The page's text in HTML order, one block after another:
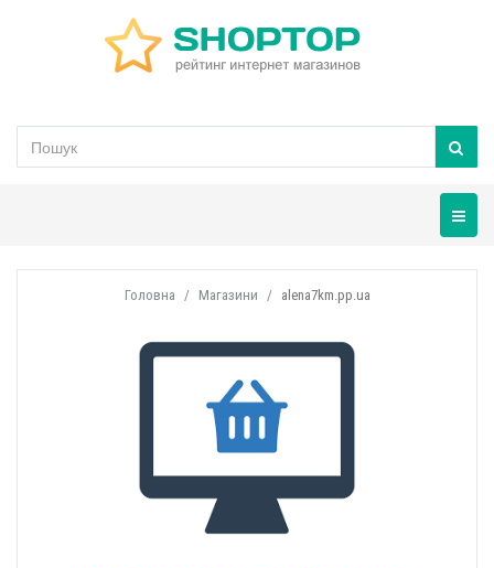
Головна Магазини alena7km.pp.ua